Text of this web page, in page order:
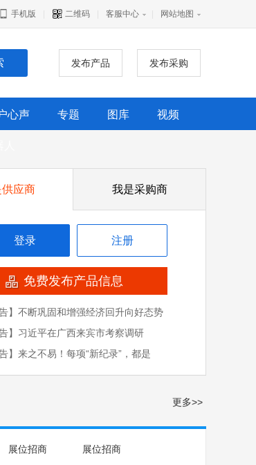
手机版 二维码 客服中心 网站地图
发布产品 发布采购
心声 专题 图库 视频
应商 我是采购商
登录 注册
免费发布产品信息
告】不断巩固和增强经济回升向好态势
告】习近平在广西来宾市考察调研
告】来之不易！每项“新纪录”，都是
更多>>
展位招商 展位招商